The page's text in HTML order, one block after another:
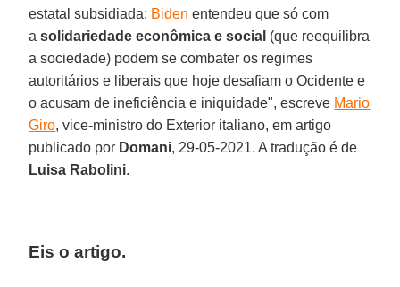
estatal subsidiada: Biden entendeu que só com
asolidariedade econômica e social (que reequilibra
a sociedade) podem se combater os regimes
autoritários e liberais que hoje desafiam o Ocidente e
o acusam de ineficiência e iniquidade", escreve Mario
Giro, vice-ministro do Exterior italiano, em artigo
publicado por Domani, 29-05-2021. A tradução é de
Luisa Rabolini.
Eis o artigo.